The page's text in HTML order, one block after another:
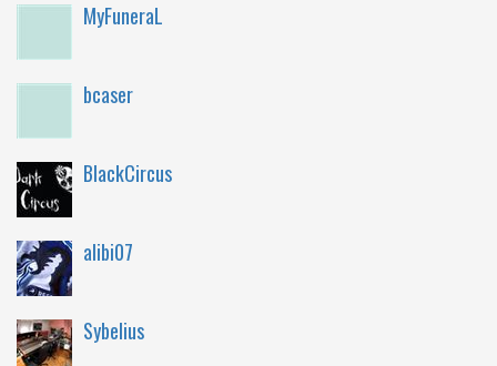
MyFuneraL
bcaser
BlackCircus
alibi07
Sybelius